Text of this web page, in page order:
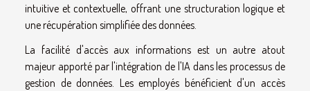
intuitive et contextuelle, offrant une structuration logique et
une récupération simplifiée des données.
La facilité d'accès aux informations est un autre atout
majeur apporté par l'intégration de l'IA dans les processus de
gestion de données. Les employés bénéficient d'un accès